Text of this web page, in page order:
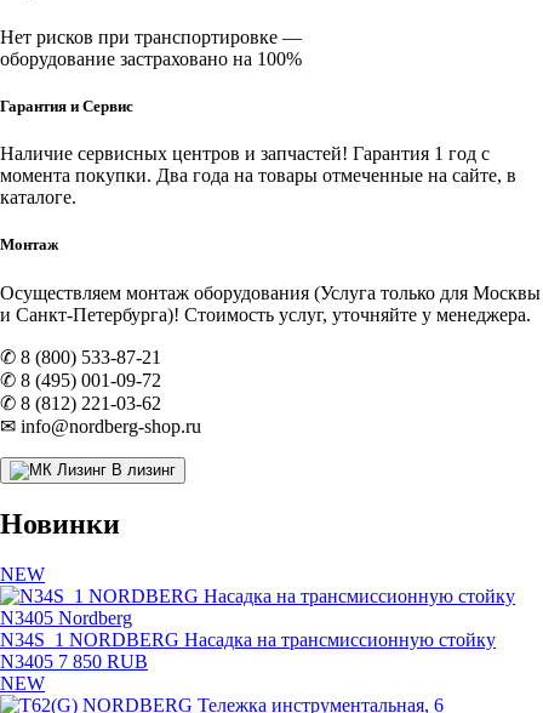
Нет рисков при транспортировке —
оборудование застраховано на 100%
Гарантия и Сервис
Наличие сервисных центров и запчастей! Гарантия 1 год с
момента покупки. Два года на товары отмеченные на сайте, в
каталоге.
Монтаж
Осуществляем монтаж оборудования (Услуга только для Москвы
и Санкт-Петербурга)! Стоимость услуг, уточняйте у менеджера.
✆ 8 (800) 533-87-21
✆ 8 (495) 001-09-72
✆ 8 (812) 221-03-62
✉ info@nordberg-shop.ru
В лизинг
Новинки
NEW
N34S_1 NORDBERG Насадка на трансмиссионную стойку
N3405 7 850 RUB
NEW